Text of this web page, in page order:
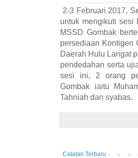
2-3 Februari 2017,
untuk mengikuti sesi
MSSD Gombak
persediaan Kontigen
Daerah Hulu Langat
pendedahan serta
sesi ini, 2 orang
Gombak iaitu
Tahniah dan syabas.
Catatan Terbaru